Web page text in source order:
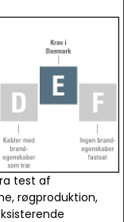
test af
røgproduktion,